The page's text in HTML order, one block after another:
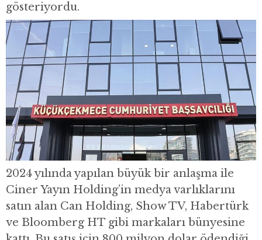
gösteriyordu.
2024 yılında yapılan büyük bir anlaşma ile
Ciner Yayın Holding’in medya varlıklarını
satın alan Can Holding, Show TV, Habertürk
ve Bloomberg HT gibi markaları bünyesine